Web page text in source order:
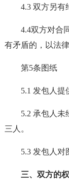
4.3 双方另有
4.4双方对合
有矛盾的，以法
第5条图纸
5.1 发包人提
5.2 承包人
三人。
5.3 发包人对
三、双方的